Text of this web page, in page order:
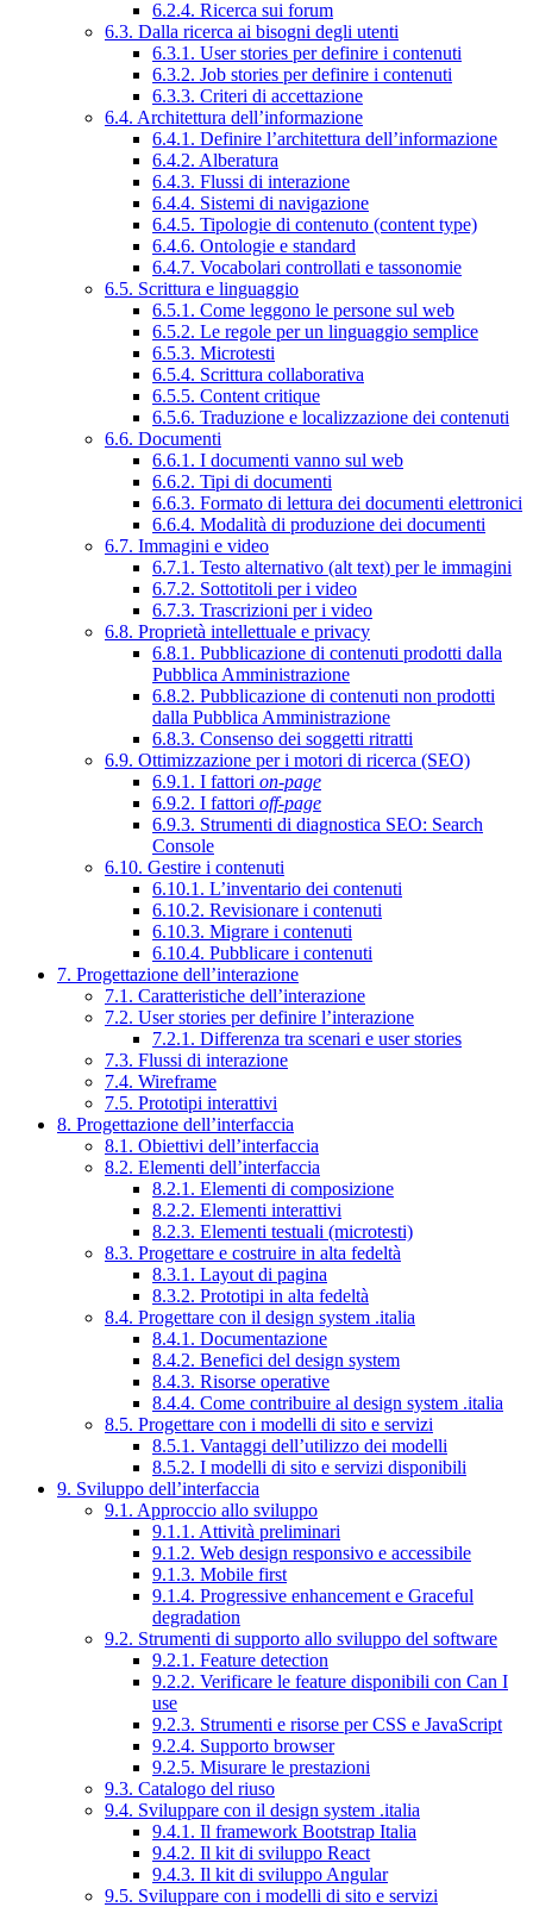
6.2.4. Ricerca sui forum
6.3. Dalla ricerca ai bisogni degli utenti
6.3.1. User stories per definire i contenuti
6.3.2. Job stories per definire i contenuti
6.3.3. Criteri di accettazione
6.4. Architettura dell’informazione
6.4.1. Definire l’architettura dell’informazione
6.4.2. Alberatura
6.4.3. Flussi di interazione
6.4.4. Sistemi di navigazione
6.4.5. Tipologie di contenuto (content type)
6.4.6. Ontologie e standard
6.4.7. Vocabolari controllati e tassonomie
6.5. Scrittura e linguaggio
6.5.1. Come leggono le persone sul web
6.5.2. Le regole per un linguaggio semplice
6.5.3. Microtesti
6.5.4. Scrittura collaborativa
6.5.5. Content critique
6.5.6. Traduzione e localizzazione dei contenuti
6.6. Documenti
6.6.1. I documenti vanno sul web
6.6.2. Tipi di documenti
6.6.3. Formato di lettura dei documenti elettronici
6.6.4. Modalità di produzione dei documenti
6.7. Immagini e video
6.7.1. Testo alternativo (alt text) per le immagini
6.7.2. Sottotitoli per i video
6.7.3. Trascrizioni per i video
6.8. Proprietà intellettuale e privacy
6.8.1. Pubblicazione di contenuti prodotti dalla
Pubblica Amministrazione
6.8.2. Pubblicazione di contenuti non prodotti
dalla Pubblica Amministrazione
6.8.3. Consenso dei soggetti ritratti
6.9. Ottimizzazione per i motori di ricerca (SEO)
6.9.1. I fattori on-page
6.9.2. I fattori off-page
6.9.3. Strumenti di diagnostica SEO: Search
Console
6.10. Gestire i contenuti
6.10.1. L’inventario dei contenuti
6.10.2. Revisionare i contenuti
6.10.3. Migrare i contenuti
6.10.4. Pubblicare i contenuti
7. Progettazione dell’interazione
7.1. Caratteristiche dell’interazione
7.2. User stories per definire l’interazione
7.2.1. Differenza tra scenari e user stories
7.3. Flussi di interazione
7.4. Wireframe
7.5. Prototipi interattivi
8. Progettazione dell’interfaccia
8.1. Obiettivi dell’interfaccia
8.2. Elementi dell’interfaccia
8.2.1. Elementi di composizione
8.2.2. Elementi interattivi
8.2.3. Elementi testuali (microtesti)
8.3. Progettare e costruire in alta fedeltà
8.3.1. Layout di pagina
8.3.2. Prototipi in alta fedeltà
8.4. Progettare con il design system .italia
8.4.1. Documentazione
8.4.2. Benefici del design system
8.4.3. Risorse operative
8.4.4. Come contribuire al design system .italia
8.5. Progettare con i modelli di sito e servizi
8.5.1. Vantaggi dell’utilizzo dei modelli
8.5.2. I modelli di sito e servizi disponibili
9. Sviluppo dell’interfaccia
9.1. Approccio allo sviluppo
9.1.1. Attività preliminari
9.1.2. Web design responsivo e accessibile
9.1.3. Mobile first
9.1.4. Progressive enhancement e Graceful
degradation
9.2. Strumenti di supporto allo sviluppo del software
9.2.1. Feature detection
9.2.2. Verificare le feature disponibili con Can I
use
9.2.3. Strumenti e risorse per CSS e JavaScript
9.2.4. Supporto browser
9.2.5. Misurare le prestazioni
9.3. Catalogo del riuso
9.4. Sviluppare con il design system .italia
9.4.1. Il framework Bootstrap Italia
9.4.2. Il kit di sviluppo React
9.4.3. Il kit di sviluppo Angular
9.5. Sviluppare con i modelli di sito e servizi